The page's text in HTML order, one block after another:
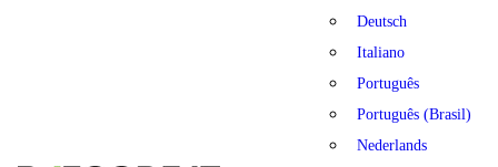
Deutsch
Italiano
Português
Português (Brasil)
Nederlands